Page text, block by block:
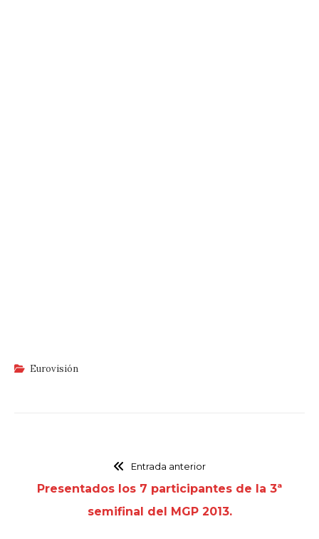
Eurovisión
Entrada anterior
Presentados los 7 participantes de la 3ª
semifinal del MGP 2013.